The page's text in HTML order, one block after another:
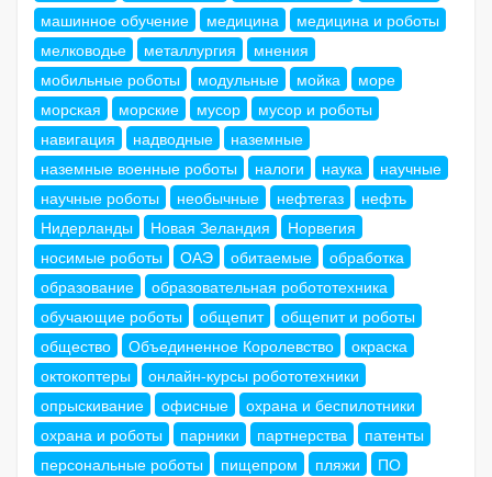
машинное обучение
медицина
медицина и роботы
мелководье
металлургия
мнения
мобильные роботы
модульные мойка
море
морская
морские мусор
мусор и роботы
навигация
надводные
наземные
наземные военные роботы
налоги наука
научные
научные роботы
необычные нефтегаз
нефть
Нидерланды
Новая Зеландия
Норвегия
носимые роботы
ОАЭ обитаемые
обработка
образование
образовательная робототехника
обучающие роботы
общепит
общепит и роботы
общество
Объединенное Королевство
окраска
октокоптеры
онлайн-курсы робототехники
опрыскивание
офисные
охрана и беспилотники
охрана и роботы
парники партнерства
патенты
персональные роботы
пищепром пляжи
ПО